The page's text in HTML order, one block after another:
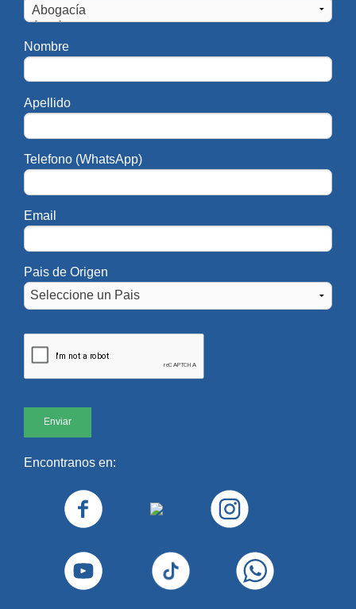
Nombre
Apellido
Telefono (WhatsApp)
Email
Pais de Origen
Encontranos en: